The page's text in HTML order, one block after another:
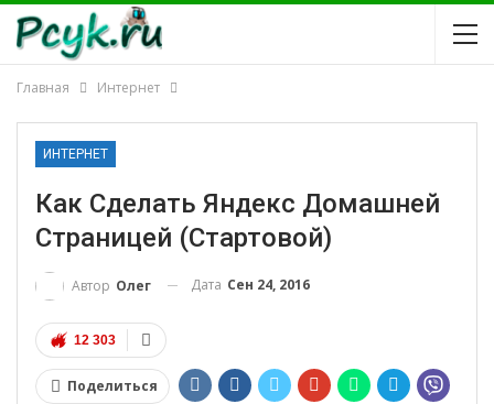
Главная Интернет
ИНТЕРНЕТ
Как Сделать Яндекс Домашней
Страницей (стартовой)
Автор Олег Дата Сен 24, 2016
12 303
Поделиться